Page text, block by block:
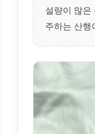
설량이 많은
주하는 산행